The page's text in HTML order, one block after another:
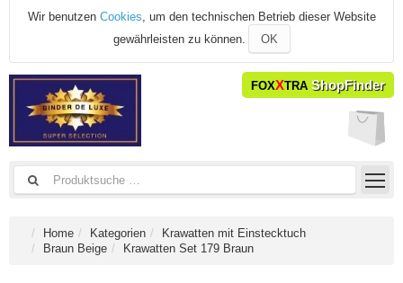
Wir benutzen Cookies, um den technischen Betrieb dieser Website
gewährleisten zu können.
OK
FOXXTRA ShopFinder
Home Kategorien
Krawatten mit Einstecktuch
Braun Beige
Krawatten Set 179 Braun